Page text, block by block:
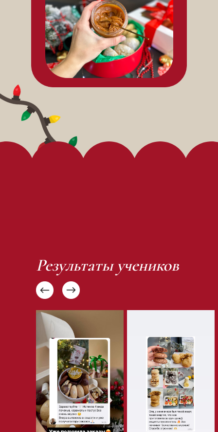
Результаты учеников